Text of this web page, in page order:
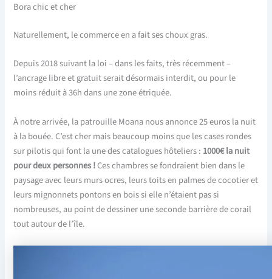
Bora chic et cher
Naturellement, le commerce en a fait ses choux gras.
Depuis 2018 suivant la loi – dans les faits, très récemment –
l’ancrage libre et gratuit serait désormais interdit, ou pour le
moins réduit à 36h dans une zone étriquée.
À notre arrivée, la patrouille Moana nous annonce 25 euros la nuit
à la bouée. C’est cher mais beaucoup moins que les cases rondes
sur pilotis qui font la une des catalogues hôteliers : 1000€ la nuit
pour deux personnes !Ces chambres se fondraient bien dans le
paysage avec leurs murs ocres, leurs toits en palmes de cocotier et
leurs mignonnets pontons en bois si elle n’étaient pas si
nombreuses, au point de dessiner une seconde barrière de corail
tout autour de l’île.